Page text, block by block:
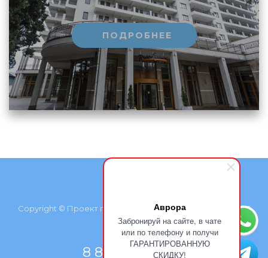
Аврора
Забронируй на сайте, в чате
или по телефону и получи
ГАРАНТИРОВАННУЮ
СКИДКУ!
ПОДРОБНЕЕ
Copyright © Проект группы компаний «Курортмакс», 2026
8 800 500 77 66